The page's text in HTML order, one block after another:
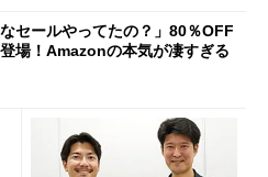
なセールやってたの？」80％OFF
場！Amazonの本気が凄すぎる